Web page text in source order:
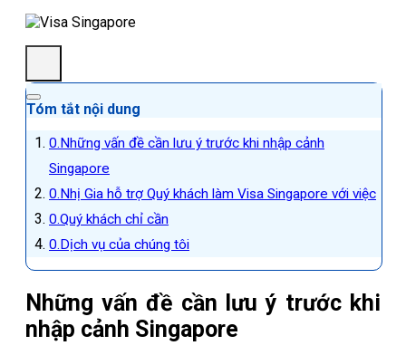
Tóm tắt nội dung
Những vấn đề cần lưu ý trước khi nhập cảnh
Singapore
Nhị Gia hỗ trợ Quý khách làm Visa Singapore với việc
Quý khách chỉ cần
Dịch vụ của chúng tôi
Những vấn đề cần lưu ý trước khi
nhập cảnh Singapore